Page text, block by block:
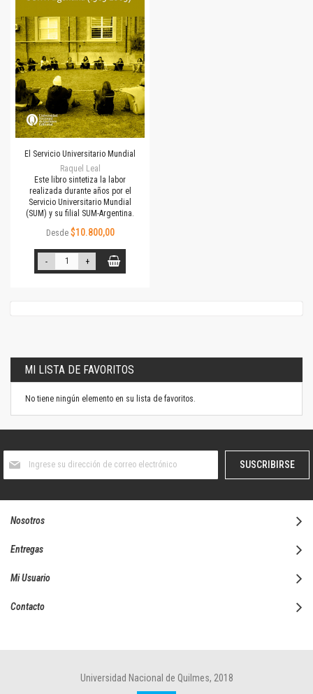
El Servicio Universitario Mundial
Raquel Leal
Este libro sintetiza la labor
realizada durante años por el
Servicio Universitario Mundial
(SUM) y su filial SUM-Argentina.
Desde $10.800,00
- +
MI LISTA DE FAVORITOS
No tiene ningún elemento en su lista de favoritos.
boletín
SUSCRIBIRSE
Nosotros
Entregas
Mi Usuario
Contacto
Universidad Nacional de Quilmes, 2018